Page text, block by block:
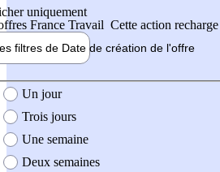
uniquement
France Travail Cette action
filtres de Date de création de l'offre
création de l'offre
Un jour
Trois jours
Une semaine
Deux semaines